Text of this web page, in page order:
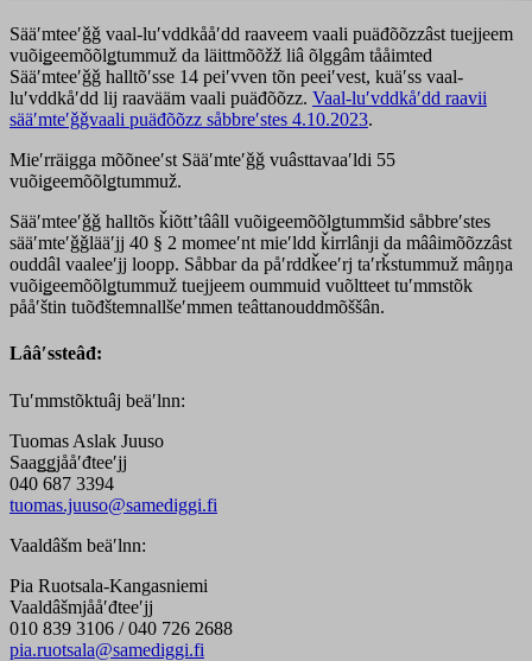
Sääʹmteeʹǧǧ vaal-luʹvddkååʹdd raaveem vaali puäđõõzzâst tuejjeem
vuõiǥeemõõlǥtummuž da läittmõõžž liâ õlggâm tååimted
Sääʹmteeʹǧǧ halltõʹsse 14 peiʹvven tõn peeiʹvest, kuäʹss vaal-
luʹvddkåʹdd lij raavääm vaali puäđõõzz. Vaal-luʹvddkåʹdd raavii
sääʹmteʹǧǧvaali puäđõõzz såbbreʹstes 4.10.2023.
Mieʹrräigga mõõneeʹst Sääʹmteʹǧǧ vuâsttavaaʹldi 55
vuõiǥeemõõlǥtummuž.
Sääʹmteeʹǧǧ halltõs ǩiõttʼtââll vuõiǥeemõõlǥtummšid såbbreʹstes
sääʹmteʹǧǧlääʹjj 40 § 2 momeeʹnt mieʹldd ǩirrlânji da mââimõõzzâst
ouddâl vaaleeʹjj loopp. Såbbar da påʹrddǩeeʹrj taʹrǩstummuž mâŋŋa
vuõiǥeemõõlǥtummuž tuejjeem oummuid vuõltteet tuʹmmstõk
pååʹštin tuõđštemnallšeʹmmen teâttanouddmõššân.
Lââʹssteâđ:
Tuʹmmstõktuâj beäʹlnn:
Tuomas Aslak Juuso
Saaǥǥjååʹđteeʹjj
040 687 3394
tuomas.juuso@samediggi.fi
Vaaldâšm beäʹlnn:
Pia Ruotsala-Kangasniemi
Vaaldâšmjååʹđteeʹjj
010 839 3106 / 040 726 2688
pia.ruotsala@samediggi.fi